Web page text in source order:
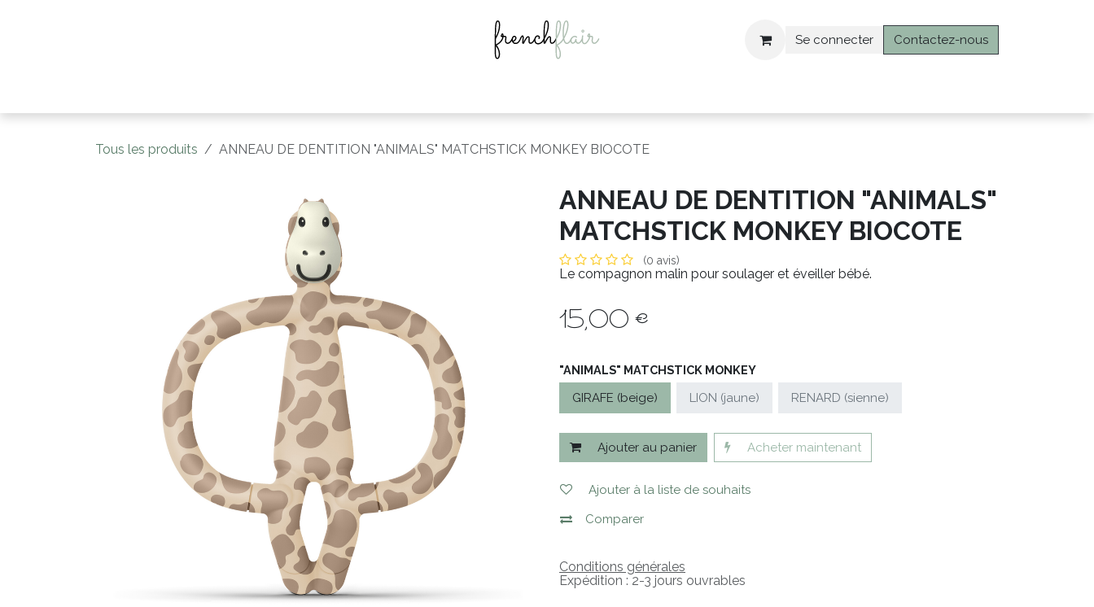
Se connecter Contactez-nous
Tous les produits ANNEAU DE DENTITION "ANIMALS" MATCHSTICK MONKEY BIOCOTE
ANNEAU DE DENTITION "ANIMALS"
MATCHSTICK MONKEY BIOCOTE
(0 avis)
Le compagnon malin pour soulager et éveiller bébé.
15,00€
"ANIMALS" MATCHSTICK MONKEY
GIRAFE (beige) LION (jaune) RENARD (sienne)
Ajouter au panier Acheter maintenant
Ajouter à la liste de souhaits
Comparer
Conditions générales
Expédition : 2-3 jours ouvrables